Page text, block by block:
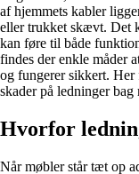
af hjemmets kabler
eller trukket skævt. Det
kan føre til både
findes der enkle måder
og fungerer sikkert.
skader på ledninger bag
Hvorfor
Når møbler står tæt op